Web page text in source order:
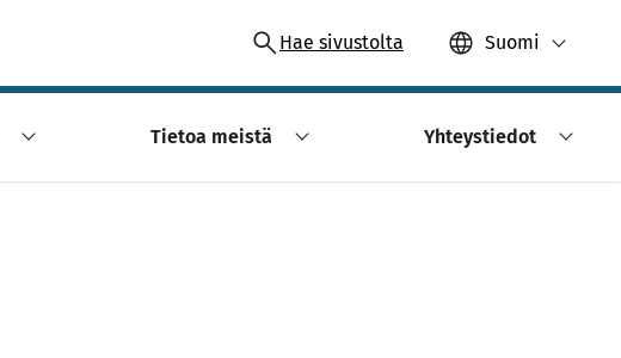
Hae sivustolta Suomi
Tietoa meistä Yhteystiedot